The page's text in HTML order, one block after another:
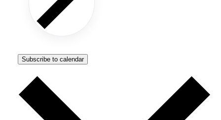
Subscribe to calendar